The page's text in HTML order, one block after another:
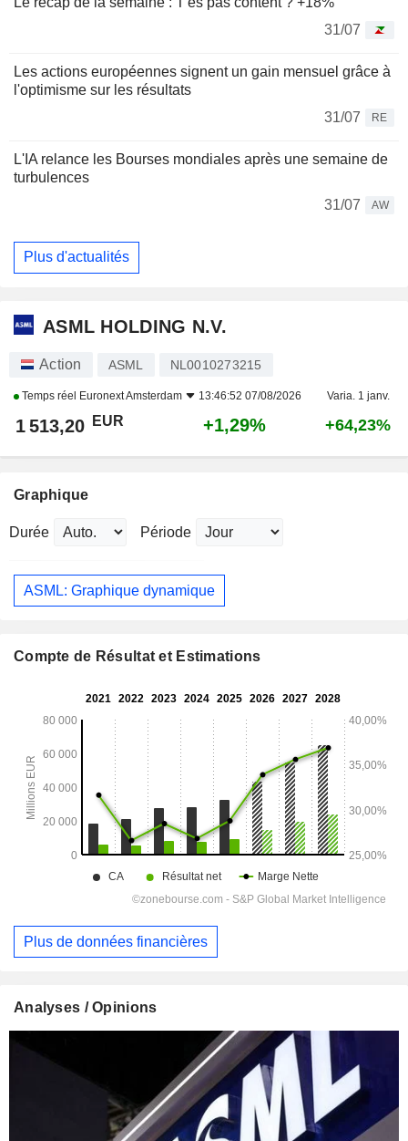
31/07
Les actions européennes signent un gain mensuel grâce à
l'optimisme sur les résultats
31/07
RE
L'IA relance les Bourses mondiales après une semaine de
turbulences
31/07
AW
Plus d'actualités
ASML HOLDING N.V.
Action ASML NL0010273215
Temps réel Euronext Amsterdam 13:46:52 07/08/2026 Varia. 1 janv.
1 513,20 EUR +1,29% +64,23%
Graphique
Durée Période
ASML: Graphique dynamique
Compte de Résultat et Estimations
Plus de données financières
Analyses / Opinions